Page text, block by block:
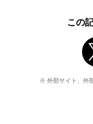
この
※ 外部サイト、外